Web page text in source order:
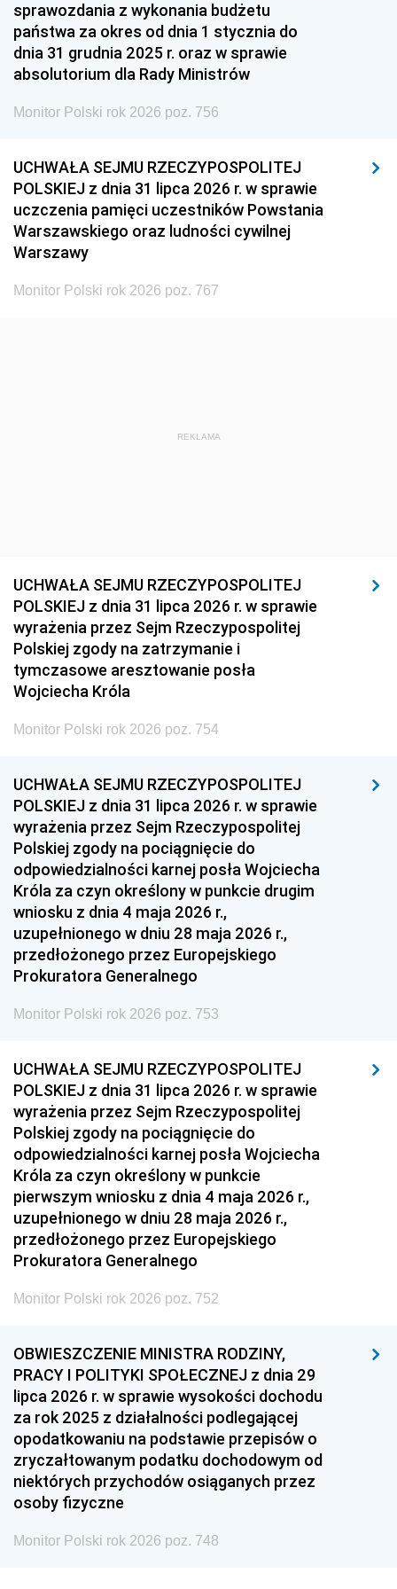
1951 1950
1948 1947 1946
1939 1938
sprawozdania z wykonania budżetu
państwa za okres od dnia 1 stycznia do
dnia 31 grudnia 2025 r. oraz w sprawie
absolutorium dla Rady Ministrów
Monitor Polski rok 2026 poz. 756
UCHWAŁA SEJMU RZECZYPOSPOLITEJ
POLSKIEJ z dnia 31 lipca 2026 r. w sprawie
uczczenia pamięci uczestników Powstania
Warszawskiego oraz ludności cywilnej
Warszawy
Monitor Polski rok 2026 poz. 767
REKLAMA
UCHWAŁA SEJMU RZECZYPOSPOLITEJ
POLSKIEJ z dnia 31 lipca 2026 r. w sprawie
wyrażenia przez Sejm Rzeczypospolitej
Polskiej zgody na zatrzymanie i
tymczasowe aresztowanie posła
Wojciecha Króla
Monitor Polski rok 2026 poz. 754
UCHWAŁA SEJMU RZECZYPOSPOLITEJ
POLSKIEJ z dnia 31 lipca 2026 r. w sprawie
wyrażenia przez Sejm Rzeczypospolitej
Polskiej zgody na pociągnięcie do
odpowiedzialności karnej posła Wojciecha
Króla za czyn określony w punkcie drugim
wniosku z dnia 4 maja 2026 r.,
uzupełnionego w dniu 28 maja 2026 r.,
przedłożonego przez Europejskiego
Prokuratora Generalnego
Monitor Polski rok 2026 poz. 753
UCHWAŁA SEJMU RZECZYPOSPOLITEJ
POLSKIEJ z dnia 31 lipca 2026 r. w sprawie
wyrażenia przez Sejm Rzeczypospolitej
Polskiej zgody na pociągnięcie do
odpowiedzialności karnej posła Wojciecha
Króla za czyn określony w punkcie
pierwszym wniosku z dnia 4 maja 2026 r.,
uzupełnionego w dniu 28 maja 2026 r.,
przedłożonego przez Europejskiego
Prokuratora Generalnego
Monitor Polski rok 2026 poz. 752
OBWIESZCZENIE MINISTRA RODZINY,
PRACY I POLITYKI SPOŁECZNEJ z dnia 29
lipca 2026 r. w sprawie wysokości dochodu
za rok 2025 z działalności podlegającej
opodatkowaniu na podstawie przepisów o
zryczałtowanym podatku dochodowym od
niektórych przychodów osiąganych przez
osoby fizyczne
Monitor Polski rok 2026 poz. 748